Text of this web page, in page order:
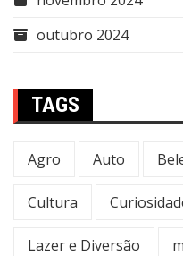
outubro 2024
TAGS
Agro Auto
Cultura
Lazer e Diversão